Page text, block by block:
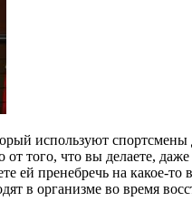
используют спортсмены
того, что вы делаете,
ей пренебречь на какое-то
в организме во время